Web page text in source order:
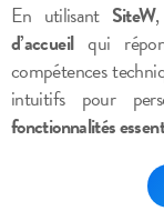
En utilisant SiteW
d’accueilqui
compétences
intuitifs pour
fonctionnalités